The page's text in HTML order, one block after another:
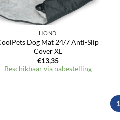
HOND
Dog Mat 24/7 Anti-Slip
Cover XL
€13,35
Beschikbaar via nabestelling
1